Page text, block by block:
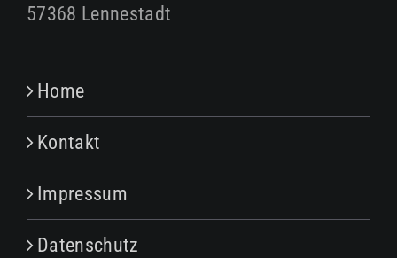
57368 Lennestadt
Home
Kontakt
Impressum
Datenschutz